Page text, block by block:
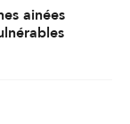
ainées